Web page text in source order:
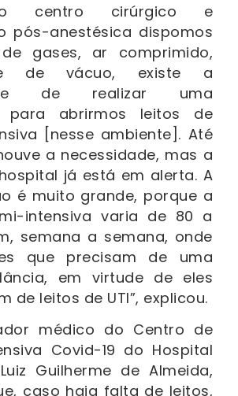
centro cirúrgico e
pós-anestésica dispomos
gases, ar comprimido,
de vácuo, existe a
de realizar uma
para abrirmos leitos de
[nesse ambiente]. Até
a necessidade, mas a
já está em alerta. A
é muito grande, porque a
intensiva varia de 80 a
semana a semana, onde
que precisam de uma
em virtude de eles
de leitos de UTI”, explicou.
médico do Centro de
Covid-19 do Hospital
Guilherme de Almeida,
caso haja falta de leitos,